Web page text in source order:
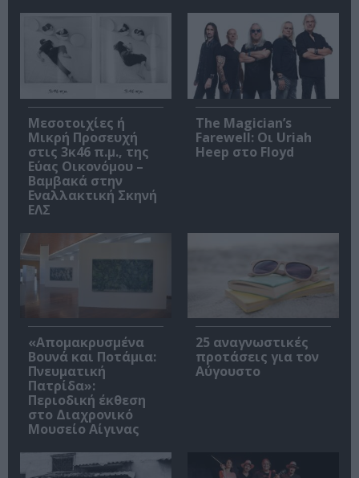
Μεσοτοιχίες ή
Μικρή Προσευχή
στις 3κ46 π.μ., της
Εύας Οικονόμου –
Βαμβακά στην
Εναλλακτική Σκηνή
ΕΛΣ
The Magician’s
Farewell: Οι Uriah
Heep στο Floyd
«Απομακρυσμένα
Βουνά και Ποτάμια:
Πνευματική
Πατρίδα»:
Περιοδική έκθεση
στο Διαχρονικό
Μουσείο Αίγινας
25 αναγνωστικές
προτάσεις για τον
Αύγουστο